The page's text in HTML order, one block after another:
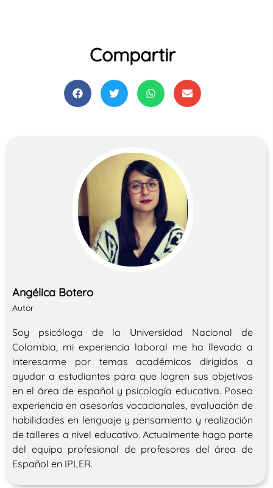
Compartir
Angélica Botero
Autor
Soy psicóloga de la Universidad Nacional de
Colombia, mi experiencia laboral me ha llevado a
interesarme por temas académicos dirigidos a
ayudar a estudiantes para que logren sus objetivos
en el área de español y psicología educativa. Poseo
experiencia en asesorías vocacionales, evaluación de
habilidades en lenguaje y pensamiento y realización
de talleres a nivel educativo. Actualmente hago parte
del equipo profesional de profesores del área de
Español en IPLER.